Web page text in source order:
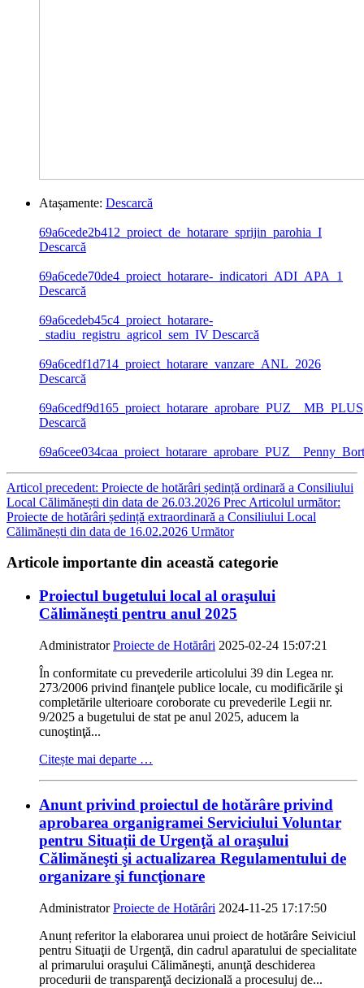
Atașamente: Descarcă
69a6cede2b412_proiect_de_hotarare_sprijin_parohia_I
Descarcă
69a6cede70de4_proiect_hotarare-_indicatori_ADI_APA_1
Descarcă
69a6cedeb45c4_proiect_hotarare-
_stadiu_registru_agricol_sem_IV Descarcă
69a6cedf1d714_proiect_hotarare_vanzare_ANL_2026
Descarcă
69a6cedf9d165_proiect_hotarare_aprobare_PUZ__MB_PLUS
Descarcă
Articol precedent: Proiecte de hotărâri ședință ordinară a Consiliului
Local Călimănești din data de 26.03.2026 Prec Articolul următor:
Proiecte de hotărâri ședință extraordinară a Consiliului Local
Călimănești din data de 16.02.2026 Următor
Articole importante din această categorie
Proiectul bugetului local al oraşului
Călimăneşti pentru anul 2025
AdministratorProiecte de Hotărâri 2025-02-24 15:07:21
În conformitate cu prevederile articolului 39 din Legea nr.
273/2006 privind finanţele publice locale, cu modificările şi
completările ulterioare coroborate cu prevederile Legii nr.
9/2025 a bugetului de stat pe anul 2025, aducem la
cunoştinţă...
Citește mai departe …
Anunt privind proiectul de hotărâre privind
aprobarea organigramei Serviciului Voluntar
pentru Situații de Urgenţă al oraşului
Călimăneşti şi actualizarea Regulamentului de
organizare şi funcţionare
AdministratorProiecte de Hotărâri 2024-11-25 17:17:50
Anunț referitor la elaborarea unui proiect de hotărâre Seiviciul
pentru Situaţii de Urgenţă, din cadrul aparatului de specialitate
al primarului oraşului Călimăneşti, anunţă deschiderea
procedurii de transparenţă decizională a procesuluj de...